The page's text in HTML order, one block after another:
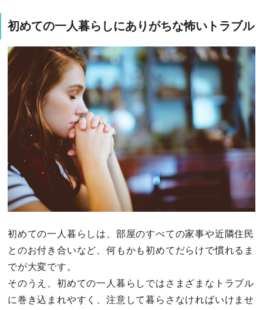
初めての一人暮らしにありがちな怖いトラブル
初めての一人暮らしは、部屋のすべての家事や近隣住民
とのお付き合いなど、何もかも初めてだらけで慣れるま
でが大変です。
そのうえ、初めての一人暮らしではさまざまなトラブル
に巻き込まれやすく、注意して暮らさなければいけませ